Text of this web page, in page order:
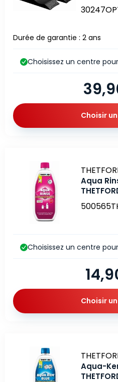
Durée de garantie : 2 ans
Choisissez un centre
Choisir
Marque
Aqua
Choisissez un centre
Choisir
Marque
Aqua-